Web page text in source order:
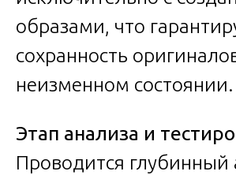
образами, что
сохранность
неизменном состоянии.
Этап анализа и
Проводится глубинный